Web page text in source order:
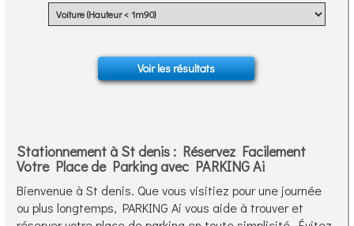
Stationnement à St denis : Réservez Facilement
Votre Place de Parking avec PARKING Ai
Bienvenue à St denis. Que vous visitiez pour une journée
ou plus longtemps, PARKING Ai vous aide à trouver et